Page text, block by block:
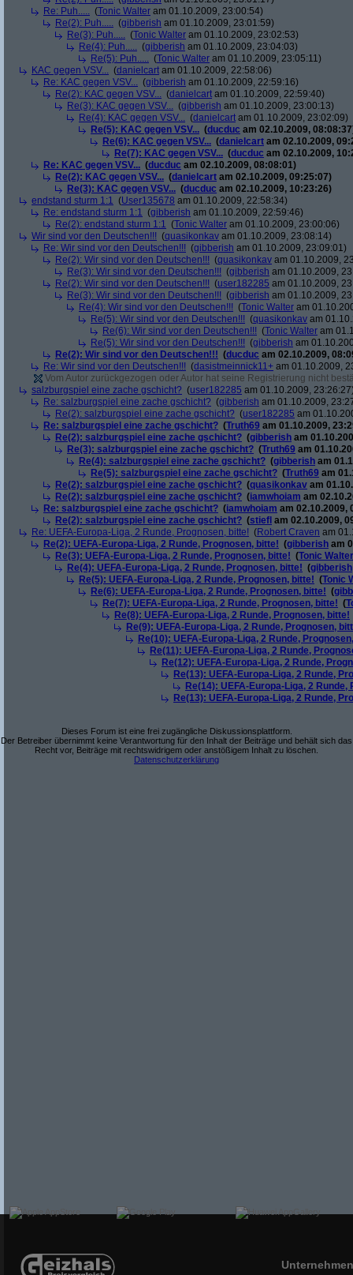
Re: Puh..... (Tonic Walter am 01.10.2009, 23:00:54)
Re(2): Puh..... (gibberish am 01.10.2009, 23:01:59)
Re(3): Puh..... (Tonic Walter am 01.10.2009, 23:02:53)
Re(4): Puh..... (gibberish am 01.10.2009, 23:04:03)
Re(5): Puh..... (Tonic Walter am 01.10.2009, 23:05:11)
KAC gegen VSV... (danielcart am 01.10.2009, 22:58:06)
Re: KAC gegen VSV... (gibberish am 01.10.2009, 22:59:16)
Re(2): KAC gegen VSV... (danielcart am 01.10.2009, 22:59:40)
Re(3): KAC gegen VSV... (gibberish am 01.10.2009, 23:00:13)
Re(4): KAC gegen VSV... (danielcart am 01.10.2009, 23:02:09)
Re(5): KAC gegen VSV... (ducduc am 02.10.2009,
Re(6): KAC gegen VSV... (danielcart am 02.10.2009,
Re(7): KAC gegen VSV... (ducduc am 02.10.2009,
Re: KAC gegen VSV... (ducduc am 02.10.2009, 08:08:01)
Re(2): KAC gegen VSV... (danielcart am 02.10.2009, 09:25:07)
Re(3): KAC gegen VSV... (ducduc am 02.10.2009, 10:23:26)
endstand sturm 1:1 (User135678 am 01.10.2009, 22:58:34)
Re: endstand sturm 1:1 (gibberish am 01.10.2009, 22:59:46)
Re(2): endstand sturm 1:1 (Tonic Walter am 01.10.2009, 23:00:06)
Wir sind vor den Deutschen!!! (quasikonkav am 01.10.2009, 23:08:14)
Re: Wir sind vor den Deutschen!!! (gibberish am 01.10.2009, 23:09:01)
Re(2): Wir sind vor den Deutschen!!! (quasikonkav am 01.10.2009,
Re(3): Wir sind vor den Deutschen!!! (gibberish am 01.10.2009,
Re(2): Wir sind vor den Deutschen!!! (user182285 am 01.10.2009,
Re(3): Wir sind vor den Deutschen!!! (gibberish am 01.10.2009,
Re(4): Wir sind vor den Deutschen!!! (Tonic Walter am
Re(5): Wir sind vor den Deutschen!!! (quasikonkav am
Re(6): Wir sind vor den Deutschen!!! (Tonic Walter am
Re(5): Wir sind vor den Deutschen!!! (gibberish am
Re(2): Wir sind vor den Deutschen!!! (ducduc am 02.10.2009,
Re: Wir sind vor den Deutschen!!! (dasistmeinnick11+ am 01.10.2009,
Vom Autor zurückgezogen oder Autor hat seine Registrierung nicht
salzburgspiel eine zache gschicht? (user182285 am 01.10.2009,
Re: salzburgspiel eine zache gschicht? (gibberish am 01.10.2009,
Re(2): salzburgspiel eine zache gschicht? (user182285 am
Re: salzburgspiel eine zache gschicht? (Truth69 am 01.10.2009,
Re(2): salzburgspiel eine zache gschicht? (gibberish am
Re(3): salzburgspiel eine zache gschicht? (Truth69 am
Re(4): salzburgspiel eine zache gschicht? (gibberish am
Re(5): salzburgspiel eine zache gschicht? (Truth69 am
Re(2): salzburgspiel eine zache gschicht? (quasikonkav am
Re(2): salzburgspiel eine zache gschicht? (iamwhoiam am
Re: salzburgspiel eine zache gschicht? (iamwhoiam am 02.10.2009,
Re(2): salzburgspiel eine zache gschicht? (stiefl am 02.10.2009,
Re: UEFA-Europa-Liga, 2 Runde, Prognosen, bitte! (Robert Craven am
Re(2): UEFA-Europa-Liga, 2 Runde, Prognosen, bitte! (gibberish am
Re(3): UEFA-Europa-Liga, 2 Runde, Prognosen, bitte! (Tonic Walter
Re(4): UEFA-Europa-Liga, 2 Runde, Prognosen, bitte! (gibberish
Re(5): UEFA-Europa-Liga, 2 Runde, Prognosen, bitte! (Tonic
Re(6): UEFA-Europa-Liga, 2 Runde, Prognosen, bitte! (
Re(7): UEFA-Europa-Liga, 2 Runde, Prognosen, bitte! (
Re(8): UEFA-Europa-Liga, 2 Runde, Prognosen, bitte!
Re(9): UEFA-Europa-Liga, 2 Runde, Prognosen,
Re(10): UEFA-Europa-Liga, 2 Runde,
Re(11): UEFA-Europa-Liga, 2 Runde,
Re(12): UEFA-Europa-Liga, 2 Runde,
Re(13): UEFA-Europa-Liga, 2 Runde,
Re(14): UEFA-Europa-Liga, 2
Re(13): UEFA-Europa-Liga, 2 Runde,
Dieses Forum ist eine frei zugängliche Diskussionsplattform.
Der Betreiber übernimmt keine Verantwortung für den Inhalt der Beiträge und behält sich das
Recht vor, Beiträge mit rechtswidrigem oder anstößigem Inhalt zu löschen.
Datenschutzerklärung
Unternehmen